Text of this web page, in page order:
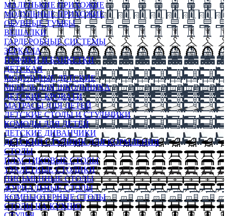
МАЛЕНЬКИЕ ПРИХОЖИЕ
МОДУЛЬНЫЕ ПРИХОЖИЕ
ОБУВНЫЕ ТУМБЫ
ВЕШАЛКИ
ГАРДЕРОБНЫЕ СИСТЕМЫ
ЗЕРКАЛА
ПУФИКИ И БАНКЕТКИ
ДЕТСКАЯ
МОДУЛЬНЫЕ ДЕТСКИЕ
МЕБЕЛЬ ДЛЯ ШКОЛЬНИКА
ДЕТСКИЕ КРОВАТИ
МАТРАСЫ ДЛЯ ДЕТЕЙ
ДЕТСКИЕ СТОЛЫ И СТУЛЬЧИКИ
КОМОДЫ ДЛЯ ДЕТЕЙ
ДЕТСКИЕ ДИВАНЧИКИ
ДЕТСКИЙ СТУЛЬЧИК ДЛЯ КОРМЛЕНИЯ
СТОЛЫ
ПЛАСТИКОВЫЕ СТОЛЫ
ТУАЛЕТНЫЕ СТОЛИКИ
ПИСЬМЕННЫЕ СТОЛЫ
ЖУРНАЛЬНЫЕ СТОЛЫ
КОМПЬЮТЕРНЫЕ СТОЛЫ
СТОЛЫ НА КУХНЮ